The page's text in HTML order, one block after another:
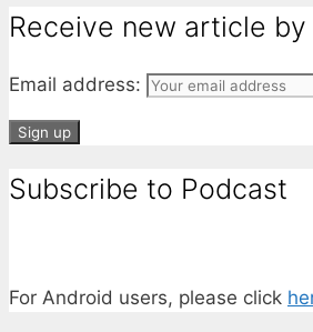
Receive new article by
Email address:
Subscribe to Podcast
For Android users, please click